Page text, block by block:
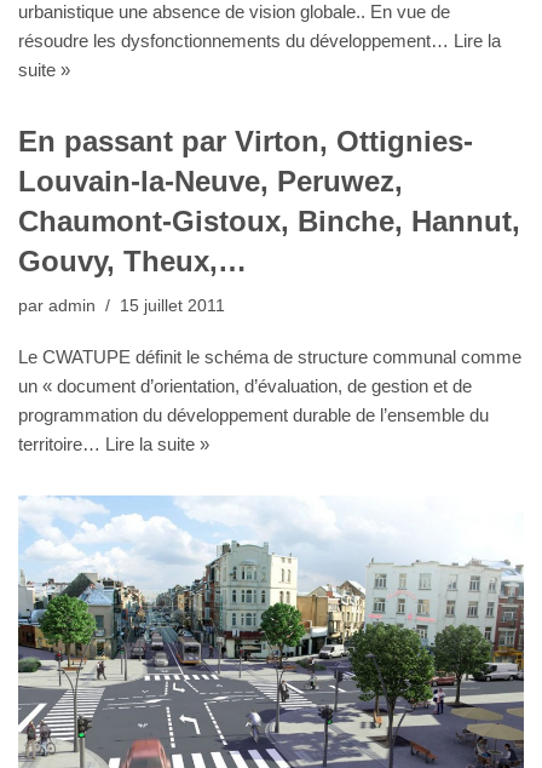
urbanistique une absence de vision globale.. En vue de
résoudre les dysfonctionnements du développement… Lire la
suite »
En passant par Virton, Ottignies-
Louvain-la-Neuve, Peruwez,
Chaumont-Gistoux, Binche, Hannut,
Gouvy, Theux,…
par admin 15 juillet 2011
Le CWATUPE définit le schéma de structure communal comme
un « document d’orientation, d’évaluation, de gestion et de
programmation du développement durable de l’ensemble du
territoire… Lire la suite »